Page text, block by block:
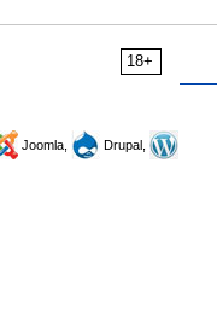
18+
Joomla,
Drupal,